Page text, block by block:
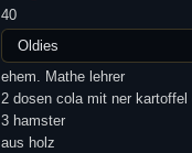
40
ehem. Mathe lehrer
2 dosen cola mit ner kartoffel
3 hamster
aus holz